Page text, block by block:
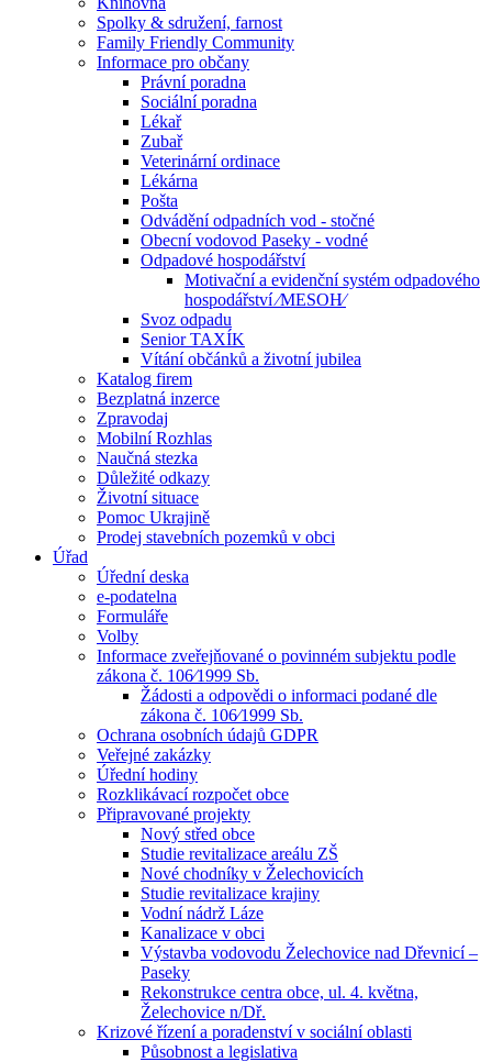
Spolky & sdružení, farnost
Family Friendly Community
Informace pro občany
Právní poradna
Sociální poradna
Lékař
Zubař
Veterinární ordinace
Lékárna
Pošta
Odvádění odpadních vod - stočné
Obecní vodovod Paseky - vodné
Odpadové hospodářství
Motivační a evidenční systém odpadového
hospodářství ⁄MESOH⁄
Svoz odpadu
Senior TAXÍK
Vítání občánků a životní jubilea
Katalog firem
Bezplatná inzerce
Zpravodaj
Mobilní Rozhlas
Naučná stezka
Důležité odkazy
Životní situace
Pomoc Ukrajině
Prodej stavebních pozemků v obci
Úřad
Úřední deska
e-podatelna
Formuláře
Volby
Informace zveřejňované o povinném subjektu podle
zákona č. 106⁄1999 Sb.
Žádosti a odpovědi o informaci podané dle
zákona č. 106⁄1999 Sb.
Ochrana osobních údajů GDPR
Veřejné zakázky
Úřední hodiny
Rozklikávací rozpočet obce
Připravované projekty
Nový střed obce
Studie revitalizace areálu ZŠ
Nové chodníky v Želechovicích
Studie revitalizace krajiny
Vodní nádrž Láze
Kanalizace v obci
Výstavba vodovodu Želechovice nad Dřevnicí –
Paseky
Rekonstrukce centra obce, ul. 4. května,
Želechovice n/Dř.
Krizové řízení a poradenství v sociální oblasti
Působnost a legislativa